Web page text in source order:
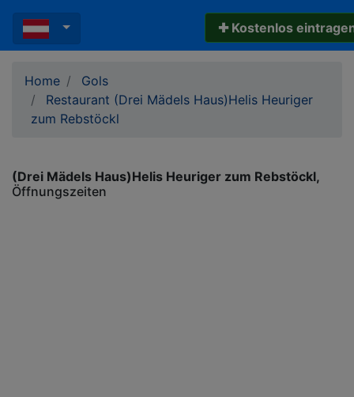
✚ Kostenlos
Home
Gols
Restaurant (Drei Mädels Haus)Helis Heuriger
zum Rebstöckl
(Drei Mädels Haus)Helis Heuriger zum Rebstöckl
Öffnungszeiten